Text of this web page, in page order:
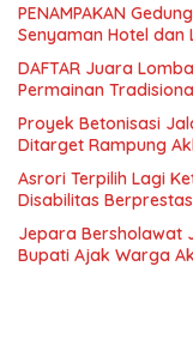
PENAMPAKAN
Senyaman Hotel dan
DAFTAR Juara
Permainan
Proyek Betonisasi
Ditarget Rampung
Asrori Terpilih Lagi
Disabilitas
Jepara Bersholawat
Bupati Ajak Warga